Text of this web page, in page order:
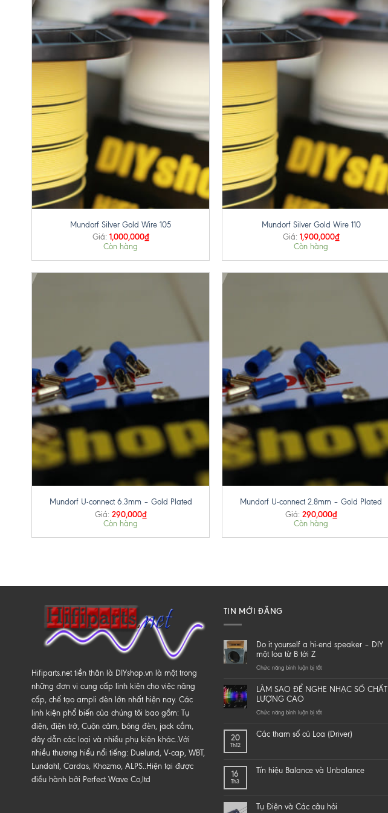
Mundorf Silver Gold Wire 105
Giá: 1,000,000₫
Còn hàng
Mundorf Silver Gold Wire 110
Giá: 1,900,000₫
Còn hàng
Mundorf U-connect 6.3mm – Gold Plated
Giá: 290,000₫
Còn hàng
Mundorf U-connect 2.8mm – Gold Plated
Giá: 290,000₫
Còn hàng
Hifiparts.net tiền thân là DIYshop.vn là một trong
những đơn vị cung cấp linh kiện cho việc nâng
cấp, chế tạo ampli đèn lớn nhất hiện nay. Các
linh kiện phổ biến của chúng tôi bao gồm: Tụ
điện, điện trở, Cuộn cảm, bóng đèn, jack cắm,
dây dẫn các loại và nhiều phụ kiện khác..Với
nhiều thương hiểu nổi tiếng: Duelund, V-cap, WBT,
Lundahl, Cardas, Khozmo, ALPS..Hiện tại được
điều hành bởi Perfect Wave Co,ltd
TIN MỚI ĐĂNG
Do it yourself a hi-end speaker – DIY
một loa từ B tới Z
Chức năng bình luận bị tắtở
it
yourself
hi-
speaker
loa
LÀM SAO ĐỂ NGHE NHẠC SỐ CHẤT
LƯỢNG CAO
Chức năng bình luận bị tắtở
SAO
ĐỂ
SỐ
CHẤT
20
Th12
Các tham số củ Loa (Driver)
16
Th3
Tín hiệu Balance và Unbalance
Tụ Điện và Các câu hỏi